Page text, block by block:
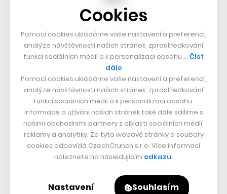
olympiádou v Los Angeles v roce 2028. Jednotlivá
služba je pak součástí většího celku zvaného Uber
Elevate, který kromě Dallasu uzavřel i partnerství s
městy Fort Worth a Frisco a výrobci letecké techniky
Embraer, Bell Helicopter či Aurora Flight Sciences. Na
jaře 2018 se také uskuteční již druhý Uber Elevate
Summit.
Cookies
Pomocí cookies ukládáme vaše nastavení a preferencí,
analýze návštěvnosti našich stránek, zprostředkování
funkcí sociálních médií a k personalizaci obsahu … Číst
dále
Pomocí cookies ukládáme vaše nastavení a preferencí,
analýze návštěvnosti našich stránek, zprostředkování
funkcí sociálních médií a k personalizaci obsahu.
Informace o užívání našich stránek také dále sdílíme s
našimi obchodními partnery z oblasti sociálních médií,
reklamy a analytiky. Za tyto webové stránky a soubory
cookies odpovídá CzechCrunch s.r.o. Více informací
naleznete na následujícím odkazu.
Nastavení Souhlasím